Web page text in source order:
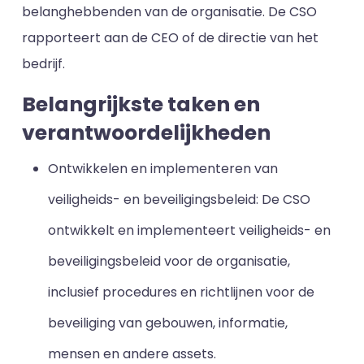
belanghebbenden van de organisatie. De CSO
rapporteert aan de CEO of de directie van het
bedrijf.
Belangrijkste taken en
verantwoordelijkheden
Ontwikkelen en implementeren van
veiligheids- en beveiligingsbeleid: De CSO
ontwikkelt en implementeert veiligheids- en
beveiligingsbeleid voor de organisatie,
inclusief procedures en richtlijnen voor de
beveiliging van gebouwen, informatie,
mensen en andere assets.